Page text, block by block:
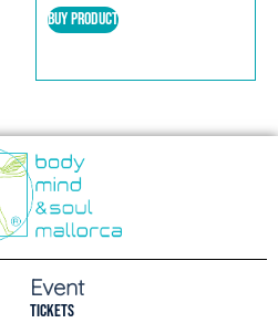
BUY PRODUCT
Event
Tickets